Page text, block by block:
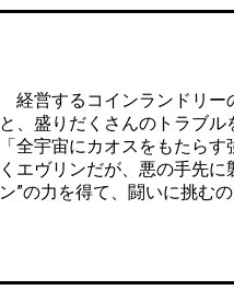
経営するコインランドリー
と、盛りだくさんのトラブル
「全宇宙にカオスをもたら
くエヴリンだが、悪の手先
ン”の力を得て、闘いに挑む